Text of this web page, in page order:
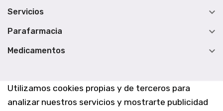
Utilizamos cookies propias y de terceros para
analizar nuestros servicios y mostrarte publicidad
Servicios 
Parafarmacia 
Medicamentos 